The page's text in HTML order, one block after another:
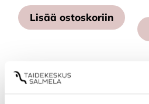
Lisää ostoskoriin